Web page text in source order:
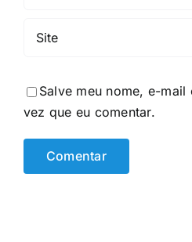
Salve meu nome, e-
vez que eu comentar.